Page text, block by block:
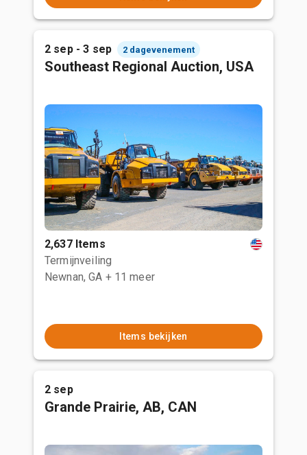
2 sep - 3 sep 2 dagevenement
Southeast Regional Auction, USA
2,637 Items
Termijnveiling
Newnan, GA + 11 meer
Items bekijken
2 sep
Grande Prairie, AB, CAN